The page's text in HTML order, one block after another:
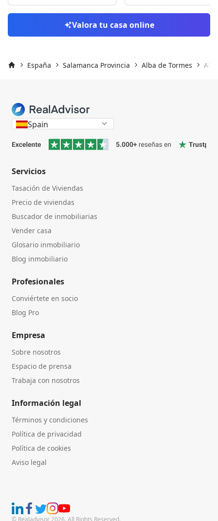
Valora tu casa online
España Salamanca Provincia Alba de Tormes
Spain
Servicios
Tasación de Viviendas
Precio de viviendas
Buscador de inmobiliarias
Vender casa
Glosario inmobiliario
Blog inmobiliario
Profesionales
Conviértete en socio
Blog Pro
Empresa
Sobre nosotros
Espacio de prensa
Trabaja con nosotros
Información legal
Términos y condiciones
Política de privacidad
Política de cookies
Aviso legal